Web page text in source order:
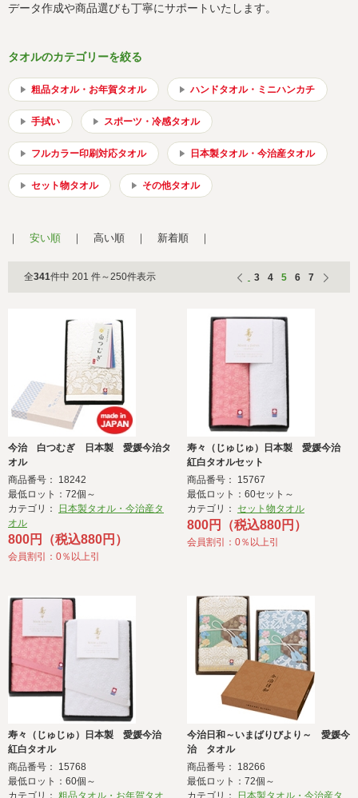
データ作成や商品選びも丁寧にサポートいたします。
タオルのカテゴリーを絞る
粗品タオル・お年賀タオル ハンドタオル・ミニハンカチ
手拭い スポーツ・冷感タオル
フルカラー印刷対応タオル 日本製タオル・今治産タオル
セット物タオル その他タオル
安い順 高い順 新着順
全341件中 201 件～250件表示 3 4 5 6 7
今治 白つむぎ 日本製 愛媛今治タ
オル
商品番号： 18242
最低ロット：72個～
カテゴリ：
日本製タオル・今治産タ
オル
800円（税込880円）
会員割引：0％以上引
寿々（じゅじゅ）日本製 愛媛今治
紅白タオルセット
商品番号： 15767
最低ロット：60セット～
カテゴリ： セット物タオル
800円（税込880円）
会員割引：0％以上引
寿々（じゅじゅ）日本製 愛媛今治
紅白タオル
商品番号： 15768
最低ロット：60個～
カテゴリ： 粗品タオル・お年賀タオ
今治日和～いまばりびより～ 愛媛今
治 タオル
商品番号： 18266
最低ロット：72個～
カテゴリ：
日本製タオル・今治産タ